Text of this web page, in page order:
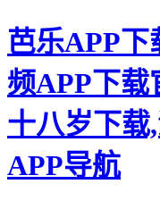
芭乐APP下
频APP下载
十八岁下载
APP导航